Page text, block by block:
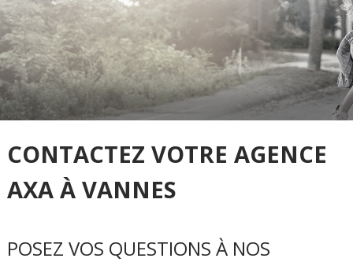
CONTACTEZ VOTRE AGENCE
AXA À VANNES
POSEZ VOS QUESTIONS À NOS